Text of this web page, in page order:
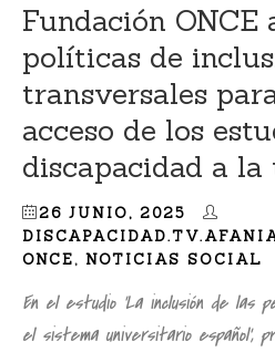
Fundación ONCE
políticas de
transversales
acceso de los
discapacidad a la
26 JUNIO, 2025
ONCE, NOTICIAS SOCIAL
En el estudio ‘La inclusión de las
el sistema universitario español’,